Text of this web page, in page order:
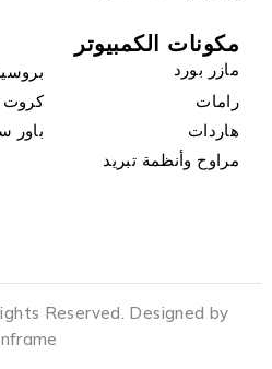
مكونات الكمبيوتر
مازر بورد
رامات
كروت
هاردات
باور
مراوح وأنظمة تبريد
Reserved. Designed by
inframe